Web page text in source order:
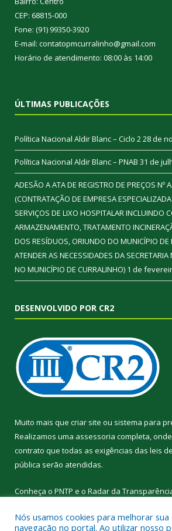
CEP: 68815-000
Fone: (91) 99350-3920
E-mail: contatopmcurralinho@gmail.com
Horário de atendimento: 08:00 às 14:00
ÚLTIMAS PUBLICAÇÕES
Política Nacional Aldir Blanc – Ciclo 228 de
Política Nacional Aldir Blanc – PNAB 31 de
ADESÃO A ATA DE REGISTRO DE PREÇOS Nº
(CONTRATAÇÃO DE EMPRESA
SERVIÇOS DE LIXO HOSPITALAR INCLUINDO
ARMAZENAMENTO, TRATAMENTO
DOS RESÍDUOS, ORIUNDO DO MUNICÍPIO DE
ATENDER AS NECESSIDADES DA
NO MUNICÍPIO DE CURRALINHO) 1 de
DESENVOLVIDO POR CR2
Muito mais que criar site ou sistema para
Realizamos uma assessoria completa,
contrato que todas as exigências das leis
pública serão atendidas.
Conheça o PNTP e o Radar da
Nós usamos cookies para melhorar sua
navegação no portal. Ao utilizar nosso